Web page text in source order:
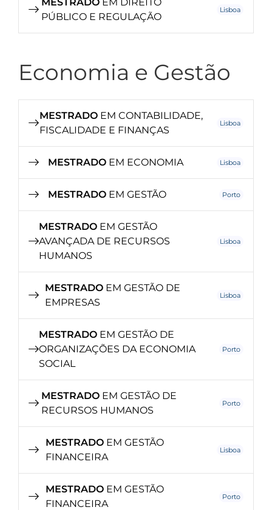
PÚBLICO E REGULAÇÃO
Lisboa
Economia e Gestão
MESTRADOEM CONTABILIDADE,
FISCALIDADE E FINANÇAS
Lisboa
MESTRADO EM ECONOMIA Lisboa
MESTRADO EM GESTÃO Porto
MESTRADO EM GESTÃO
AVANÇADA DE RECURSOS
HUMANOS
Lisboa
MESTRADOEM GESTÃO DE
EMPRESAS
Lisboa
MESTRADO EM GESTÃO DE
ORGANIZAÇÕES DA ECONOMIA
SOCIAL
Porto
MESTRADO EM GESTÃO DE
RECURSOS HUMANOS
Porto
MESTRADOEM GESTÃO
FINANCEIRA
Lisboa
MESTRADO EM GESTÃO
FINANCEIRA
Porto